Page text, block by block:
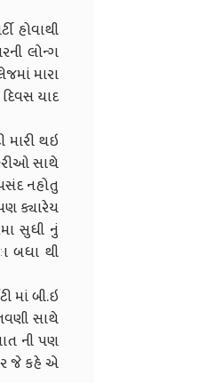
લોન્ગ
મારા
યાદ
થઇ
સાથે
નહોતુ
ક્યારેય
સુધી નું
બધા થી
માં બી.ઇ
સાથે
ની પણ
જે કહે એ